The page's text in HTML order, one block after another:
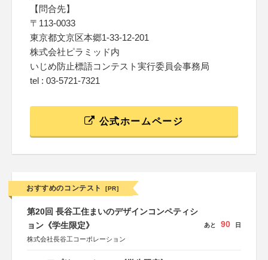
【問合先】
〒113-0033
東京都文京区本郷1-33-12-201
株式会社ピラミッド内
いじめ防止標語コンテスト実行委員会事務局
tel : 03-5721-7321
公式ホームページ
おすすめのコンテスト [PR]
第20回 長谷工住まいのデザインコンペティシ
ョン《学生限定》
株式会社長谷工コーポレーション
あと 90 日